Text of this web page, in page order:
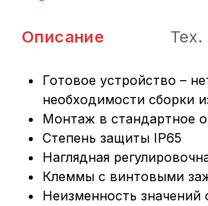
Описание Тех.
Готовое устройство –
необходимости сборки
Монтаж в стандартное
Степень защиты IP65
Наглядная
Клеммы с винтовыми
Неизменность значений